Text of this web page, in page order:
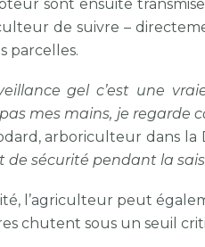
sont ensuite
de suivre –
parcelles.
gel c’est une
mes mains, je regarde
arboriculteur dans la
de sécurité pendant la
l’agriculteur peut
chutent sous un seuil